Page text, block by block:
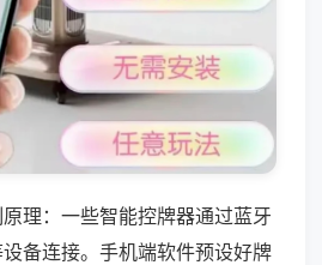
理：一些智能控牌器通过蓝牙
备连接。手机端软件预设好牌